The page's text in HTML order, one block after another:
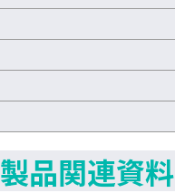
製品関連資料